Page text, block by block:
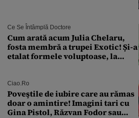
Ce Se Întâmplă Doctore
Cum arată acum Julia Chelaru,
fosta membră a trupei Exotic! Și-a
etalat formele voluptoase, la
Ciao.ro
Poveştile de iubire care au rămas
doar o amintire! Imagini tari cu
Gina Pistol, Răzvan Fodor sau